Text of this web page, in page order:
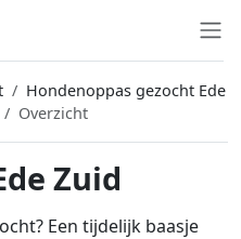
Hondenoppas gezocht Ede
Overzicht
Zuid
Een tijdelijk baasje